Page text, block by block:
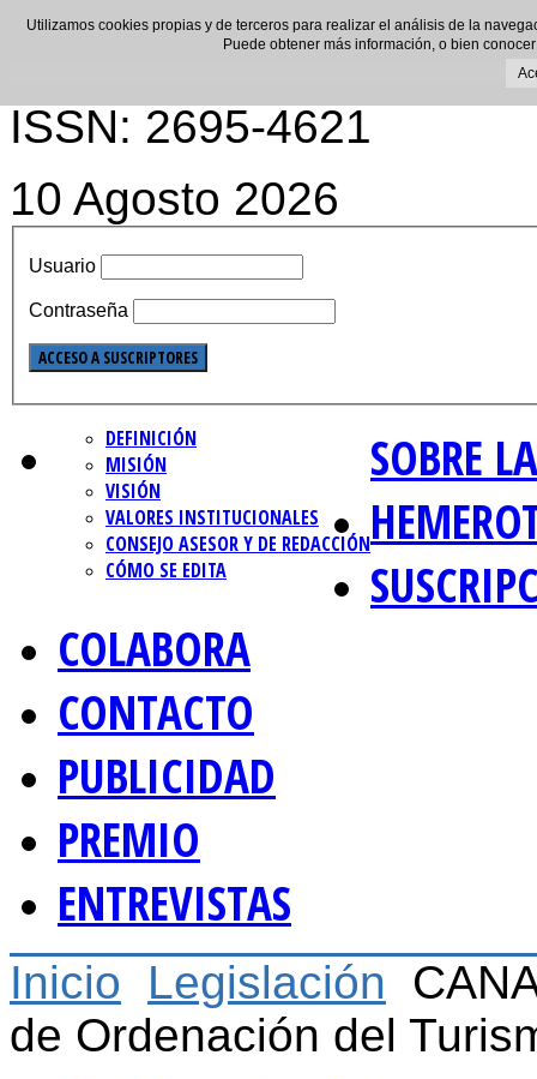
ISSN: 2695-4621
10 Agosto 2026
Usuario
Contraseña
SOBRE
DEFINICIÓN
MISIÓN
VISIÓN
VALORES INSTITUCIONALES
CONSEJO ASESOR Y DE REDACCIÓN
CÓMO SE EDITA
COLABORA
CONTACTO
PUBLICIDAD
PREMIO
ENTREVISTAS
Inicio Legislación
de Ordenación del
Utilizamos cookies propias y de terceros para realizar el análisis de la
Puede obtener más información, o bien